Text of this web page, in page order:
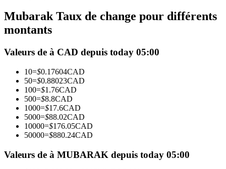
Devenez un trader de copie
Profitez du partage des bénéfices et des commissions de copy
trading
Mubarak Taux de change pour différents
montants
Valeurs de à CAD depuis today 05:00
10=$0.17604CAD
50=$0.88023CAD
100=$1.76CAD
500=$8.8CAD
1000=$17.6CAD
5000=$88.02CAD
10000=$176.05CAD
50000=$880.24CAD
Valeurs de à MUBARAK depuis today 05:00